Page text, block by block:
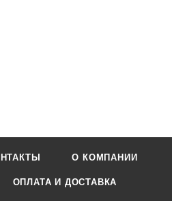
О КОМПАНИИ
ОПЛАТА И ДОСТАВКА